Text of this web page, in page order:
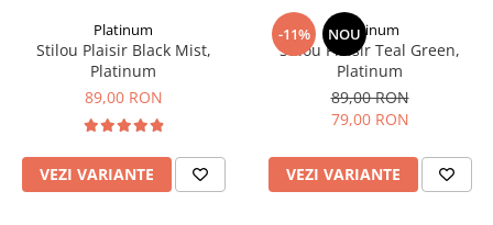
Mono Graph Fine
Waterman
Oxford
Seturi Caligrafie
Seturi Platinum
Seturi Scrikss
Platinum
Stilou Plaisir Black Mist,
Platinum
89,00 RON
VEZI VARIANTE
-11% NOU
Platinum
Stilou Plaisir Teal Green,
Platinum
89,00 RON
79,00 RON
VEZI VARIANTE